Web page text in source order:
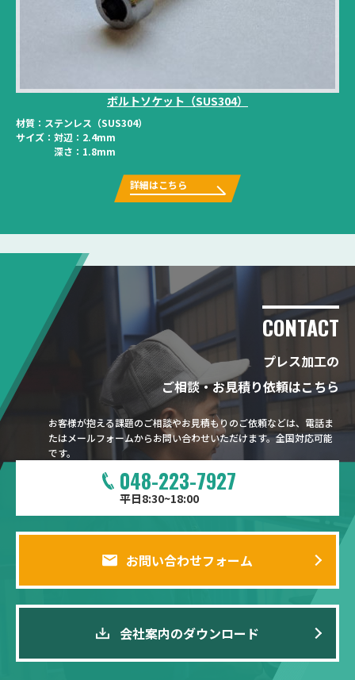
ボルトソケット（SUS304）
材質： ステンレス（SUS304）
サイズ： 対辺：2.4mm
深さ：1.8mm
詳細はこちら
CONTACT
プレス加工の
ご相談・お見積り依頼はこちら
お客様が抱える課題のご相談やお見積もりのご依頼などは、電話ま
たはメールフォームからお問い合わせいただけます。全国対応可能
です。
048-223-7927
平日8:30~18:00
お問い合わせフォーム
会社案内のダウンロード